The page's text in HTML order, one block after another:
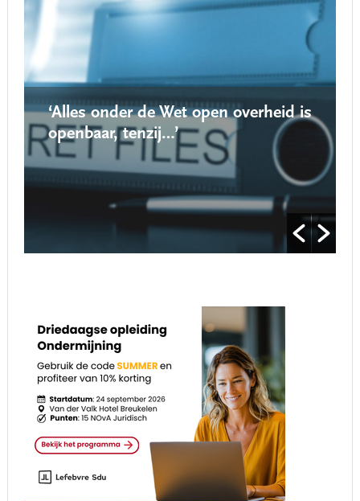
‘Alles onder de Wet open overheid is
openbaar, tenzij…’